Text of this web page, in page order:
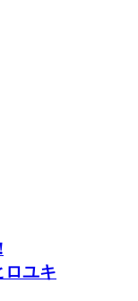
ロユキ